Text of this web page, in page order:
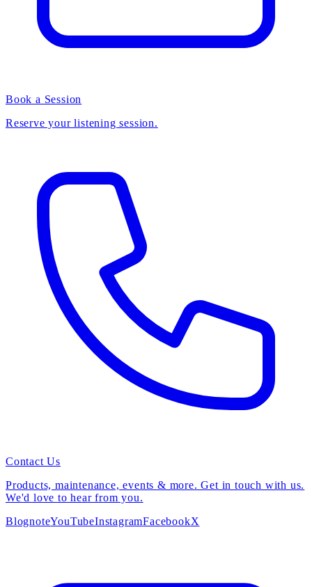
Book a Session
Reserve your listening session.
Contact Us
Products, maintenance, events & more. Get in touch with us.
We'd love to hear from you.
BlognoteYouTubeInstagramFacebookX